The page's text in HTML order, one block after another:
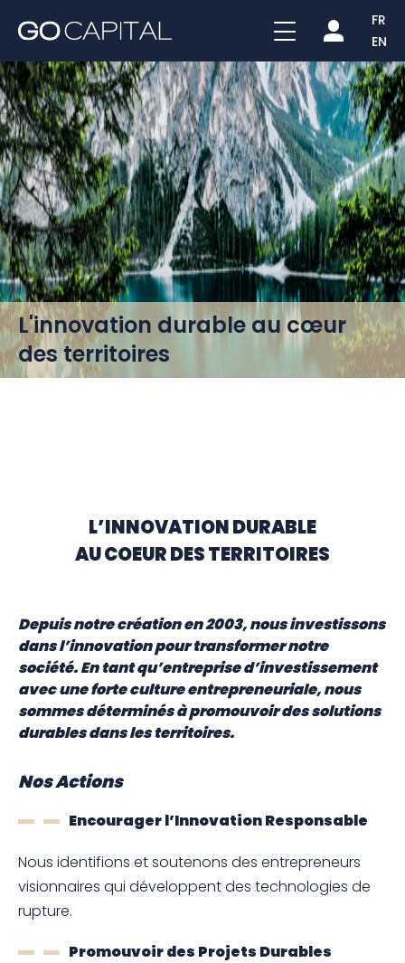
Go
capital
-
Leader
de
l’investissement
à
impact
dans
les
territoires
FR
EN
L'innovation durable au cœur
des territoires
L’INNOVATION DURABLE
AU COEUR DES TERRITOIRES
Depuis notre création en 2003, nous investissons
dans l’innovation pour transformer notre
société. En tant qu’entreprise d’investissement
avec une forte culture entrepreneuriale, nous
sommes déterminés à promouvoir des solutions
durables dans les territoires.
Nos Actions
Encourager l’Innovation Responsable
Nous identifions et soutenons des entrepreneurs
visionnaires qui développent des technologies de
rupture.
Promouvoir des Projets Durables